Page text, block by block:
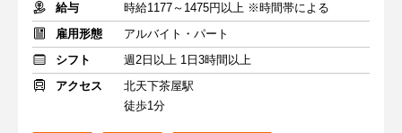
給与
時給1177～1475円以上 ※時間帯による
雇用形態
アルバイト・パート
シフト
週2日以上 1日3時間以上
アクセス
北天下茶屋駅
徒歩1分